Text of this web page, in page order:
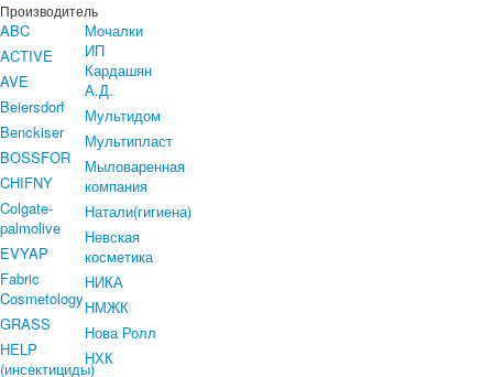
Производитель
ABC
ACTIVE
AVE
Beiersdorf
Benckiser
BOSSFOR
CHIFNY
Colgate-
palmolive
EVYAP
Fabric
Cosmetology
GRASS
HELP
(инсектициды)
Мочалки
ИП
Кардашян
А.Д.
Мультидом
Мультипласт
Мыловаренная
компания
Натали(гигиена)
Невская
косметика
НИКА
НМЖК
Нова Ролл
НХК